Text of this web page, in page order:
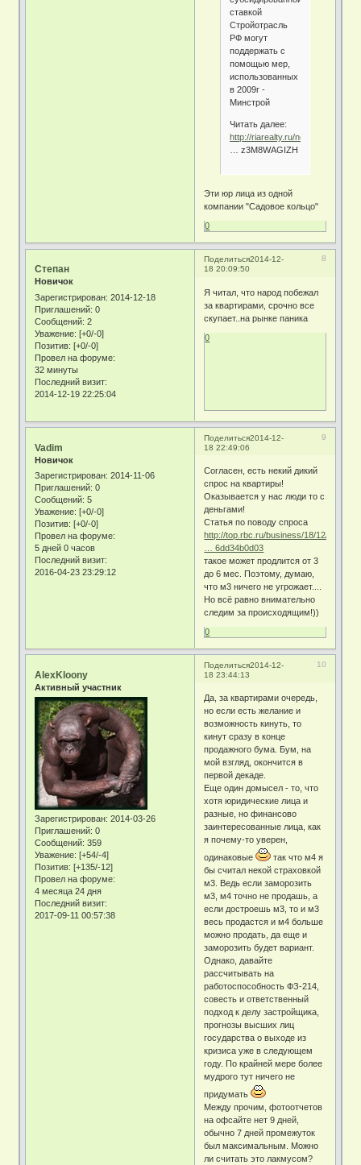
ставкой
Стройотрасль
РФ могут
поддержать с
помощью мер,
использованных
в 2009г -
Минстрой
Читать далее:
http://riarealty.ru/news/
… z3M8WAGIZH
Эти юр лица из одной
компании "Садовое кольцо"
0
Поделиться 8
2014-12-
18 20:09:50
Степан
Новичок
Зарегистрирован: 2014-12-18
Приглашений: 0
Сообщений: 2
Уважение: [+0/-0]
Позитив: [+0/-0]
Провел на форуме:
32 минуты
Последний визит:
2014-12-19 22:25:04
Я читал, что народ побежал
за квартирами, срочно все
скупает..на рынке паника
0
Поделиться 9
2014-12-
18 22:49:06
Vadim
Новичок
Зарегистрирован: 2014-11-06
Приглашений: 0
Сообщений: 5
Уважение: [+0/-0]
Позитив: [+0/-0]
Провел на форуме:
5 дней 0 часов
Последний визит:
2016-04-23 23:29:12
Согласен, есть некий дикий
спрос на квартиры!
Оказывается у нас люди то с
деньгами!
Статья по поводу спроса
http://top.rbc.ru/business/18/12/2014/5
… 6dd34b0d03
такое может продлится от 3
до 6 мес. Поэтому, думаю,
что м3 ничего не угрожает....
Но всё равно внимательно
следим за происходящим!))
0
Поделиться 10
2014-12-
18 23:44:13
AlexKloony
Активный участник
Зарегистрирован: 2014-03-26
Приглашений: 0
Сообщений: 359
Уважение: [+54/-4]
Позитив: [+135/-12]
Провел на форуме:
4 месяца 24 дня
Последний визит:
2017-09-11 00:57:38
Да, за квартирами очередь,
но если есть желание и
возможность кинуть, то
кинут сразу в конце
продажного бума. Бум, на
мой взгляд, окончится в
первой декаде.
Еще один домысел - то, что
хотя юридические лица и
разные, но финансово
заинтересованные лица, как
я почему-то уверен,
одинаковые
так что м4 я
бы считал некой страховкой
м3. Ведь если заморозить
м3, м4 точно не продашь, а
если достроешь м3, то и м3
весь продастся и м4 больше
можно продать, да еще и
заморозить будет вариант.
Однако, давайте
рассчитывать на
работоспособность ФЗ-214,
совесть и ответственный
подход к делу застройщика,
прогнозы высших лиц
государства о выходе из
кризиса уже в следующем
году. По крайней мере более
мудрого тут ничего не
придумать
Между прочим, фотоотчетов
на офсайте нет 9 дней,
обычно 7 дней промежуток
был максимальным. Можно
ли считать это лакмусом?